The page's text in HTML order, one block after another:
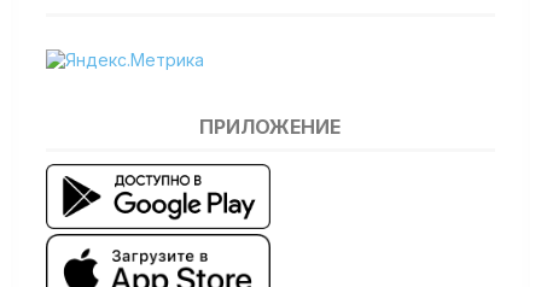
ПРИЛОЖЕНИЕ